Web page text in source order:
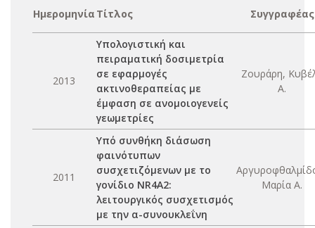
Ημερομηνία Τίτλος Συγγραφέας
2013
Υπολογιστική και
πειραματική δοσιμετρία
σε εφαρμογές
ακτινοθεραπείας με
έμφαση σε ανομοιογενείς
γεωμετρίες
Ζουράρη,
Α.
2011
Υπό συνθήκη διάσωση
φαινότυπων
συσχετιζόμενων με το
γονίδιο NR4A2:
λειτουργικός συσχετισμός
με την α-συνουκλεΐνη
Μαρία Α.